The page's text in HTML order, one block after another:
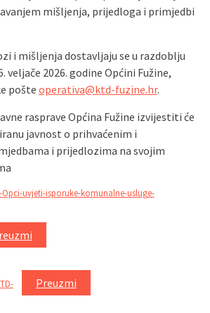
mišljenja, prijedloga i primjedbi
i mišljenja dostavljaju se u razdoblju
veljače 2026. godine Općini Fužine,
pošte operativa@ktd-fuzine.hr.
rasprave Općina Fužine izvijestiti će
javnost o prihvaćenim i
i prijedlozima na svojim
Opci-uvjeti-isporuke-komunalne-usluge-
Preuzmi